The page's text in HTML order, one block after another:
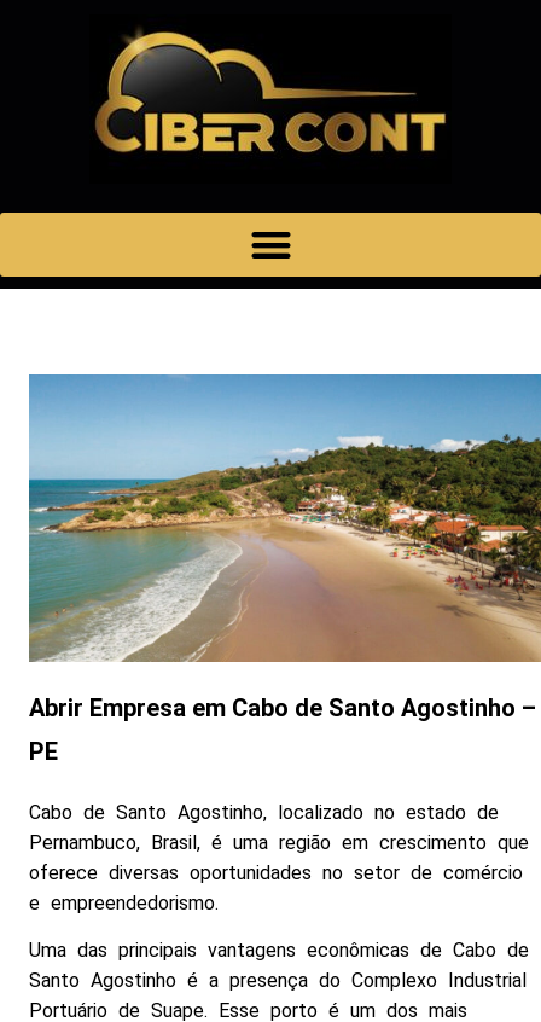
Abrir Empresa em Cabo de Santo Agostinho –
PE
Cabo de Santo Agostinho, localizado no estado de
Pernambuco, Brasil, é uma região em crescimento que
oferece diversas oportunidades no setor de comércio
e empreendedorismo.
Uma das principais vantagens econômicas de Cabo de
Santo Agostinho é a presença do Complexo Industrial
Portuário de Suape. Esse porto é um dos mais